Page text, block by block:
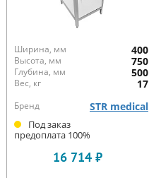
Ширина, мм 400
Высота, мм 750
Глубина, мм 500
Вес, кг 17
Бренд STR medical
Под заказ
предоплата 100%
16 714 ₽